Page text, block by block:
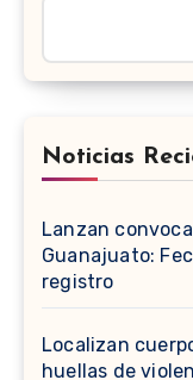
Noticias
Lanzan
Guanajuato:
registro
Localizan
huellas de